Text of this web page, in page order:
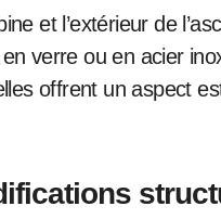
et l’extérieur de
verre ou en acier
offrent un aspect